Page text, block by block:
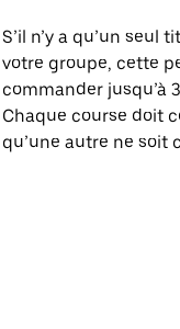
S’il n’y a qu’un seul
votre groupe, cette
commander jusqu’à
Chaque course doit
qu’une autre ne soit